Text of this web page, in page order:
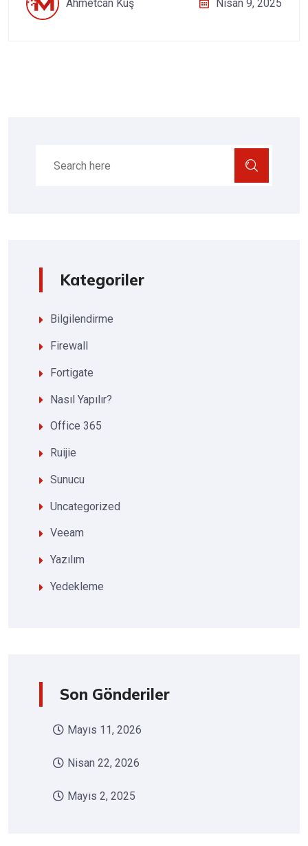
Ahmetcan Kuş Nisan 9, 2025
Kategoriler
Bilgilendirme
Firewall
Fortigate
Nasıl Yapılır?
Office 365
Ruijie
Sunucu
Uncategorized
Veeam
Yazılım
Yedekleme
Son Gönderiler
Mayıs 11, 2026
Nisan 22, 2026
Mayıs 2, 2025